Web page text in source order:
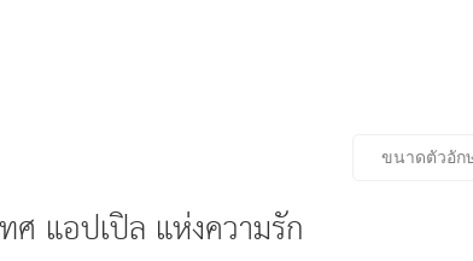
ขนาดตัวอัก
ศ แอปเปิล แห่งความรัก